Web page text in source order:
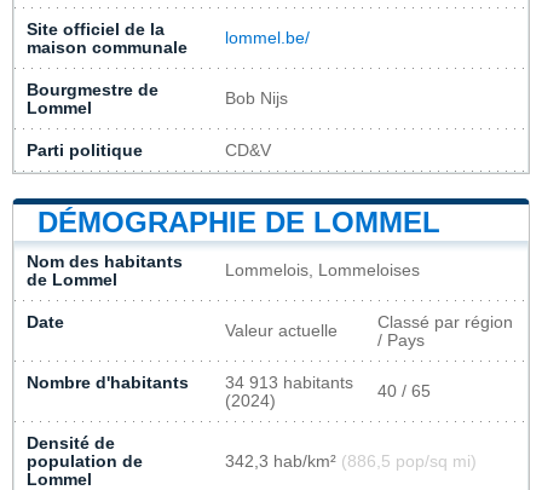
Site officiel de la
maison communale
lommel.be/
Bourgmestre de
Lommel
Bob Nijs
Parti politique CD&V
DÉMOGRAPHIE DE LOMMEL
Nom des habitants
de Lommel
Lommelois, Lommeloises
Date Valeur actuelle
Classé par région
/ Pays
Nombre d'habitants
34 913 habitants
(2024)
40 / 65
Densité de
population de
Lommel
342,3 hab/km² (886,5 pop/sq mi)